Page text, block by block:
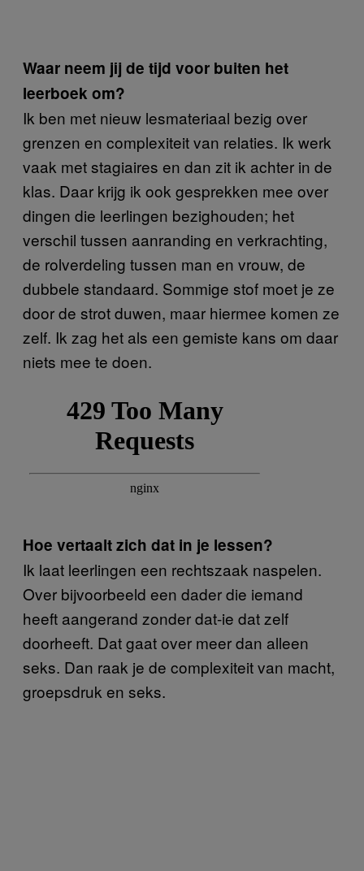
Waar neem jij de tijd voor buiten het
leerboek om?
Ik ben met nieuw lesmateriaal bezig over
grenzen en complexiteit van relaties. Ik werk
vaak met stagiaires en dan zit ik achter in de
klas. Daar krijg ik ook gesprekken mee over
dingen die leerlingen bezighouden; het
verschil tussen aanranding en verkrachting,
de rolverdeling tussen man en vrouw, de
dubbele standaard. Sommige stof moet je ze
door de strot duwen, maar hiermee komen ze
zelf. Ik zag het als een gemiste kans om daar
niets mee te doen.
Hoe vertaalt zich dat in je lessen?
Ik laat leerlingen een rechtszaak naspelen.
Over bijvoorbeeld een dader die iemand
heeft aangerand zonder dat-ie dat zelf
doorheeft. Dat gaat over meer dan alleen
seks. Dan raak je de complexiteit van macht,
groepsdruk en seks.